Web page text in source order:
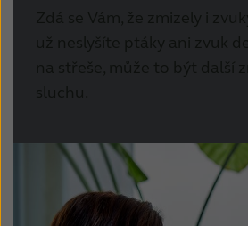
Zdá se Vám, že zmizely i
už neslyšíte ptáky ani zvuk
na střeše, může to být další